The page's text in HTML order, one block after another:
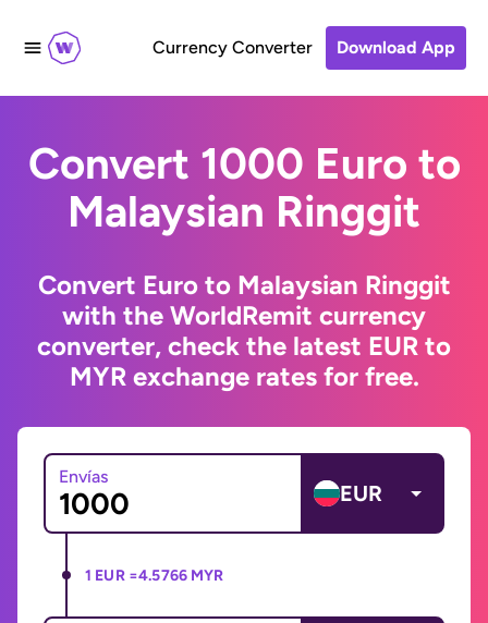
Currency Converter Download App
Convert 1000 Euro to
Malaysian Ringgit
Convert Euro to Malaysian Ringgit
with the WorldRemit currency
converter, check the latest EUR to
MYR exchange rates for free.
Envías
EUR
1 EUR =4.5766 MYR